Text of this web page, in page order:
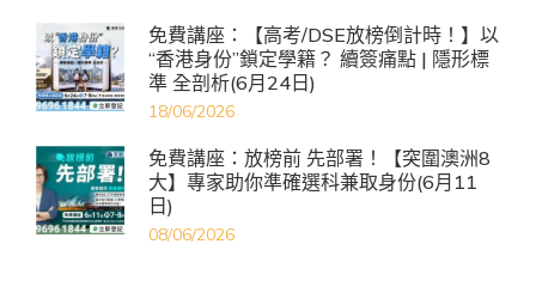
免費講座：【高考/DSE放榜倒計時！】以
“香港身份”鎖定學籍？ 續簽痛點 | 隱形標
準 全剖析(6月24日)
18/06/2026
免費講座：放榜前 先部署！【突圍澳洲8
大】專家助你準確選科兼取身份(6月11
日)
08/06/2026